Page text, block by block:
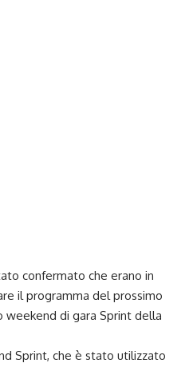
confermato che erano in
il programma del prossimo
weekend di gara Sprint della
Sprint, che è stato utilizzato